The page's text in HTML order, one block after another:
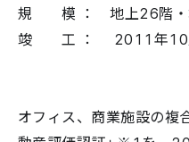
規 模 ： 地上26階・
竣 工 ： 2011年10
オフィス、商業施設の複